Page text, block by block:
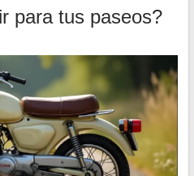
para tus paseos?